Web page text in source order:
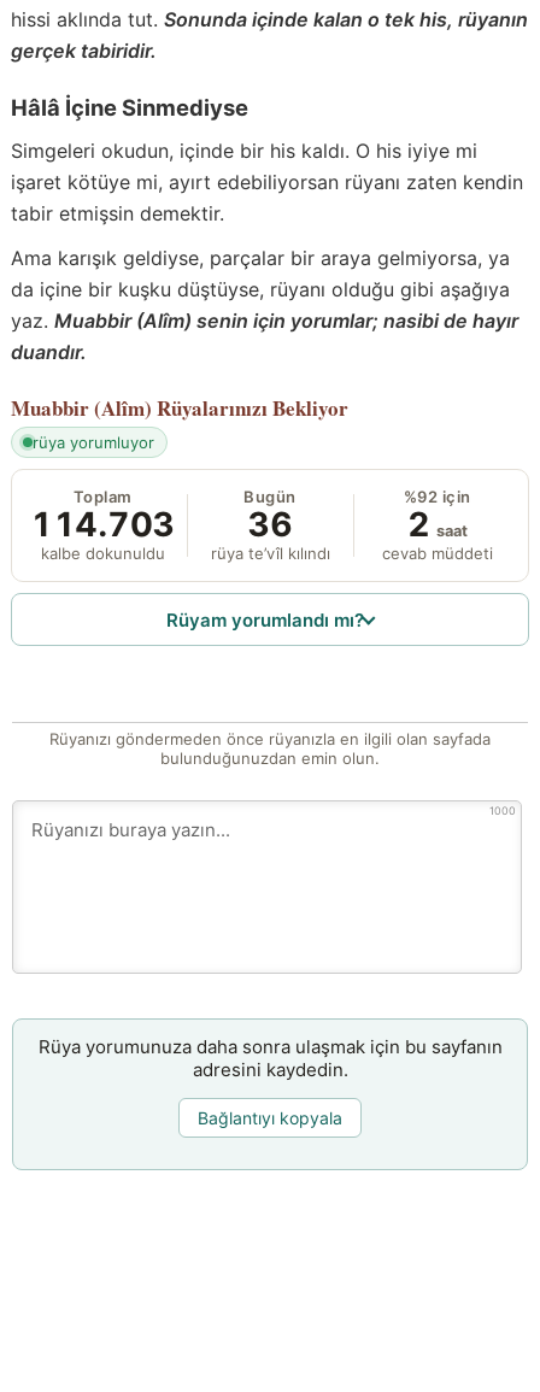
hissi aklında tut. Sonunda içinde kalan o tek his, rüyanın
gerçek tabiridir.
Hâlâ İçine Sinmediyse
Simgeleri okudun, içinde bir his kaldı. O his iyiye mi
işaret kötüye mi, ayırt edebiliyorsan rüyanı zaten kendin
tabir etmişsin demektir.
Ama karışık geldiyse, parçalar bir araya gelmiyorsa, ya
da içine bir kuşku düştüyse, rüyanı olduğu gibi aşağıya
yaz. Muabbir (Alîm) senin için yorumlar; nasibi de hayır
duandır.
Muabbir (Alîm) Rüyalarınızı Bekliyor
rüya yorumluyor
Toplam
114.703
kalbe dokunuldu
Bugün
36
rüya te’vîl kılındı
%92 için
2 saat
cevab müddeti
Rüyam yorumlandı mı?
Rüyanızı göndermeden önce rüyanızla en ilgili olan sayfada
bulunduğunuzdan emin olun.
1000
Rüya yorumunuza daha sonra ulaşmak için bu sayfanın
adresini kaydedin.
Bağlantıyı kopyala